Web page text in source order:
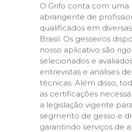
O Grifo conta com uma
abrangente de
qualificados em
Brasil. Os gesseiros
nosso aplicativo são
selecionados e
entrevistas e análises
técnicas. Além disso,
as certificações
a legislação vigente
segmento de gesso e
garantindo serviços de